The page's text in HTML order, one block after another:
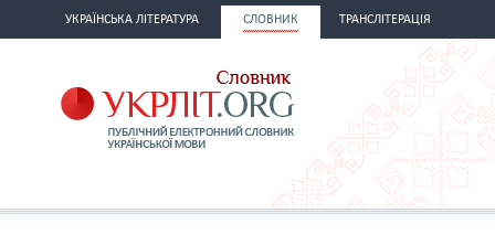
УКРАЇНСЬКА ЛІТЕРАТУРА СЛОВНИК ТРАНСЛІТЕРАЦІЯ